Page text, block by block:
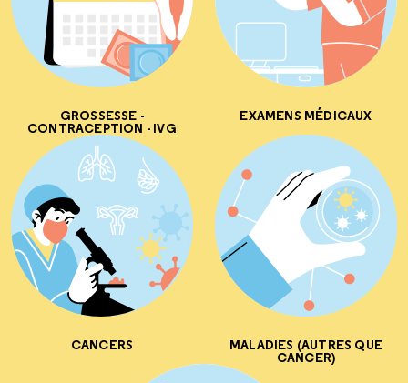
GROSSESSE -
CONTRACEPTION - IVG
EXAMENS MÉDICAUX
CANCERS MALADIES (AUTRES QUE
CANCER)